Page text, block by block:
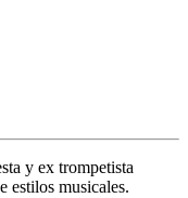
y ex trompetista
estilos musicales.